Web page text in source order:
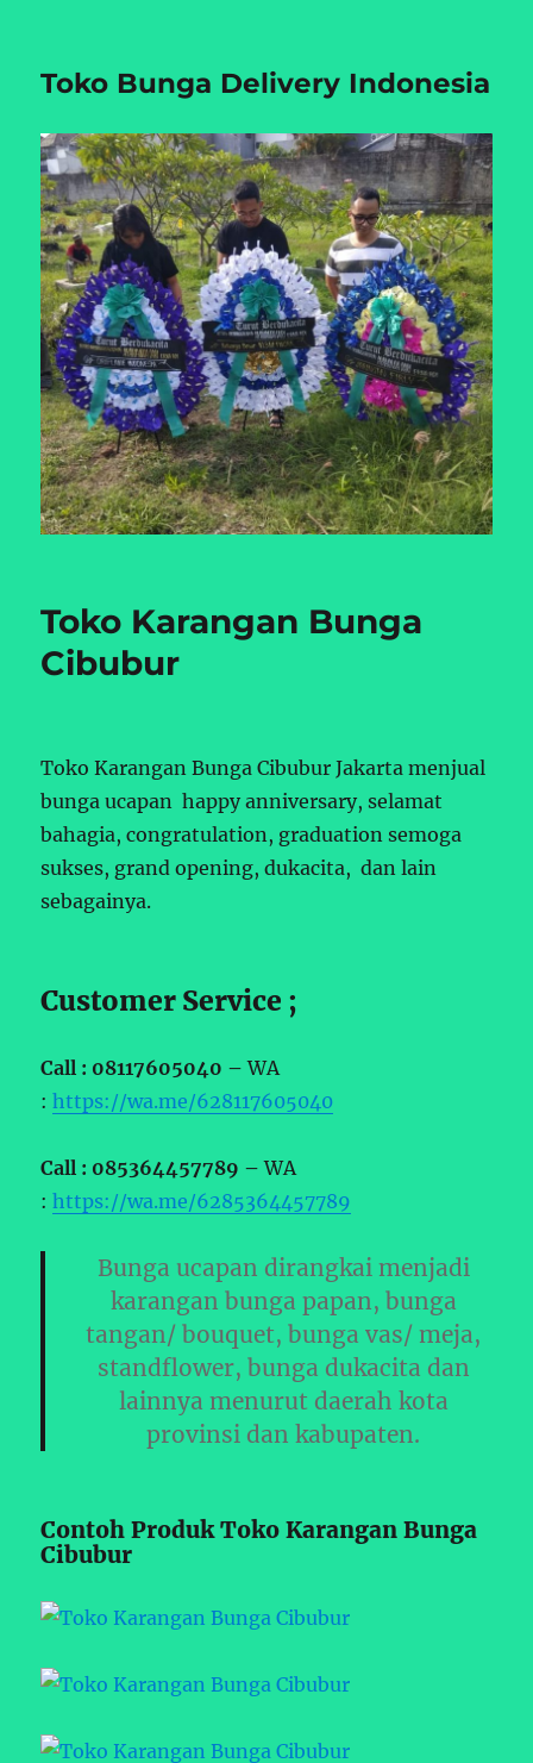
Toko Bunga Delivery Indonesia
Toko Karangan Bunga
Cibubur
Toko Karangan Bunga Cibubur Jakarta menjual
bunga ucapan happy anniversary, selamat
bahagia, congratulation, graduation semoga
sukses, grand opening, dukacita, dan lain
sebagainya.
Customer Service ;
Call : 08117605040 –WA
:https://wa.me/628117605040
Call : 085364457789 –WA
:https://wa.me/6285364457789
Bunga ucapan dirangkai menjadi
karangan bunga papan, bunga
tangan/ bouquet, bunga vas/ meja,
standflower, bunga dukacita dan
lainnya menurut daerah kota
provinsi dan kabupaten.
Contoh Produk Toko Karangan Bunga
Cibubur